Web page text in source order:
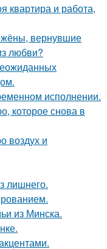
квартира и работа,
вернувшие
любви?
исполнении.
которое снова в
воздух и
лишнего.
из Минска.